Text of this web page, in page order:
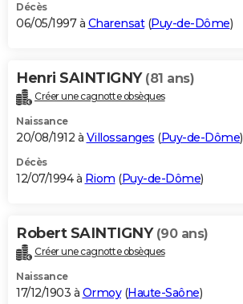
Décès
06/05/1997 à Charensat(Puy-de-Dôme)
Henri SAINTIGNY (81 ans)
Créer une cagnotte obsèques
Naissance
20/08/1912 à Villossanges (Puy-de-Dôme)
Décès
12/07/1994 à Riom (Puy-de-Dôme)
Robert SAINTIGNY (90 ans)
Créer une cagnotte obsèques
Naissance
17/12/1903 à Ormoy(Haute-Saône)